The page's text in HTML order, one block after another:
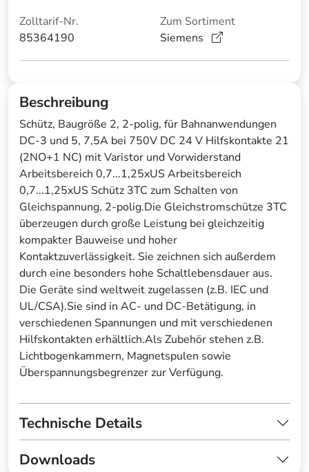
Zolltarif-Nr.
85364190
Zum Sortiment
Siemens
Beschreibung
Schütz, Baugröße 2, 2-polig, für Bahnanwendungen
DC-3 und 5, 7,5A bei 750V DC 24 V Hilfskontakte 21
(2NO+1 NC) mit Varistor und Vorwiderstand
Arbeitsbereich 0,7...1,25xUS Arbeitsbereich
0,7...1,25xUS Schütz 3TC zum Schalten von
Gleichspannung, 2-polig.Die Gleichstromschütze 3TC
überzeugen durch große Leistung bei gleichzeitig
kompakter Bauweise und hoher
Kontaktzuverlässigkeit. Sie zeichnen sich außerdem
durch eine besonders hohe Schaltlebensdauer aus.
Die Geräte sind weltweit zugelassen (z.B. IEC und
UL/CSA).Sie sind in AC- und DC-Betätigung, in
verschiedenen Spannungen und mit verschiedenen
Hilfskontakten erhältlich.Als Zubehör stehen z.B.
Lichtbogenkammern, Magnetspulen sowie
Überspannungsbegrenzer zur Verfügung.
Technische Details
Downloads